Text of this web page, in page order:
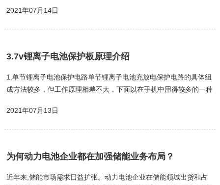
失效而造成的燃烧爆炸不在少数。特别是在多串锂电池PACK中，锂
池保护板时，需要注意那些事项呢？1.放电过电流保护设计问题：目
前市场上卖的比较火的此割草机保护板，5A为正常工作电流，那么
所选择的MOS管...
2021年07月14日
3.7v锂离子电池保护板原理介绍
1.单节锂离子电池保护电路单节锂离子电池充放电保护电路的具体组
成方法较多，但工作原理相差不大，下面以在手机中用得较多的一种
MOS开关管为8205A，如图6所示，B+、B-分别是接电芯的正、负
款锂离子电池保护芯片，内置有高精确度的电压检测与时间延迟电
路，重要参数如下：过充检测电压为3V，过充释放电...
2021年07月13日
为何动力电池企业都在加强储能业务布局？
近年来,储能市场需求日益扩张。动力电池企业在储能领域出货和占